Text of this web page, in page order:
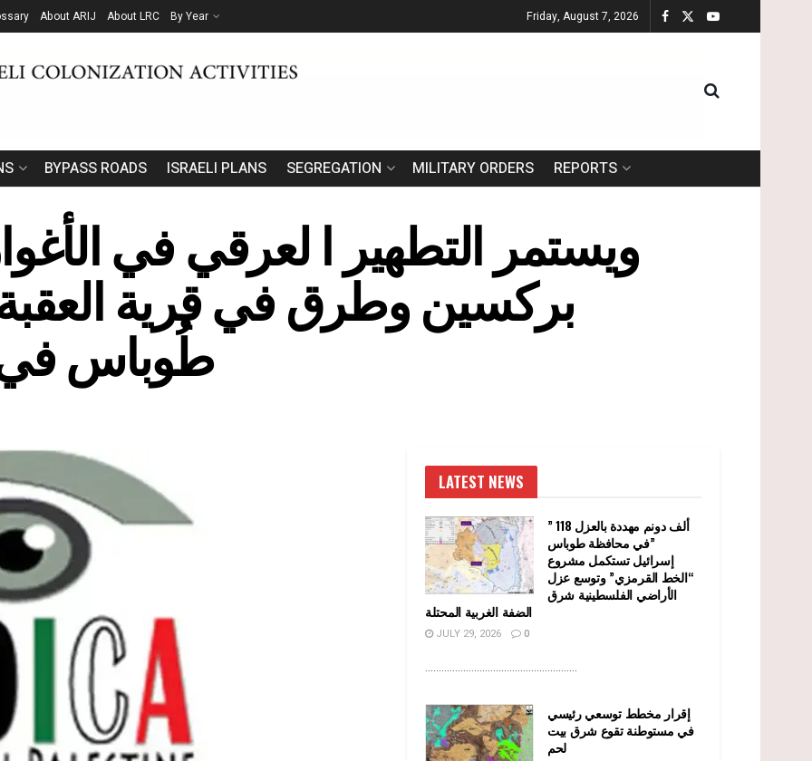
About ARIJ About LRC By Year Friday, August 7, 2026
BYPASS ROADS ISRAELI PLANS SEGREGATION MILITARY ORDERS REPORTS
بركسين وطرق في قرية
طُوباس في
LATEST NEWS
” 118 ألف دونم مهددة بالعزل
في محافظة طوباس”
إسرائيل تستكمل مشروع
“الخط القرمزي” وتوسع عزل
الأراضي الفلسطينية شرق
الضفة الغربية المحتلة
JULY 29, 2026 0
........................................................
إقرار مخطط توسعي رئيسي
في مستوطنة تقوع شرق بيت
لحم